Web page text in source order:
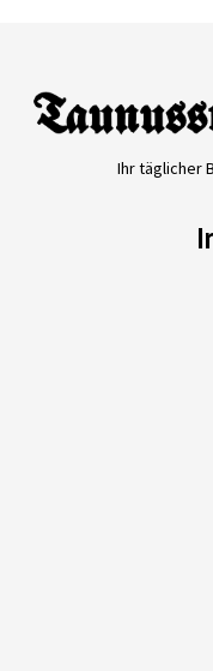
Ihr täglicher